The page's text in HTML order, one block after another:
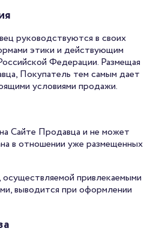
руководствуются в своих
этики и действующим
Федерации. Размещая
Покупатель тем самым дает
условиями продажи.
Сайте Продавца и не может
в отношении уже размещенных
привлекаемыми
выводится при оформлении